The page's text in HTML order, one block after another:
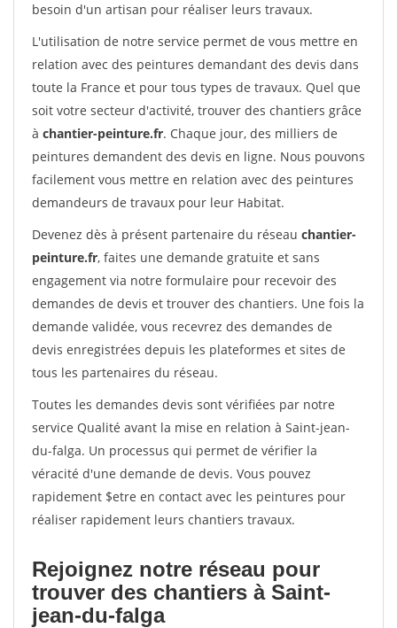
besoin d'un artisan pour réaliser leurs travaux.
L'utilisation de notre service permet de vous mettre en
relation avec des peintures demandant des devis dans
toute la France et pour tous types de travaux. Quel que
soit votre secteur d'activité, trouver des chantiers grâce
à chantier-peinture.fr. Chaque jour, des milliers de
peintures demandent des devis en ligne. Nous pouvons
facilement vous mettre en relation avec des peintures
demandeurs de travaux pour leur Habitat.
Devenez dès à présent partenaire du réseau chantier-
peinture.fr, faites une demande gratuite et sans
engagement via notre formulaire pour recevoir des
demandes de devis et trouver des chantiers. Une fois la
demande validée, vous recevrez des demandes de
devis enregistrées depuis les plateformes et sites de
tous les partenaires du réseau.
Toutes les demandes devis sont vérifiées par notre
service Qualité avant la mise en relation à Saint-jean-
du-falga. Un processus qui permet de vérifier la
véracité d'une demande de devis. Vous pouvez
rapidement $etre en contact avec les peintures pour
réaliser rapidement leurs chantiers travaux.
Rejoignez notre réseau pour
trouver des chantiers à Saint-
jean-du-falga